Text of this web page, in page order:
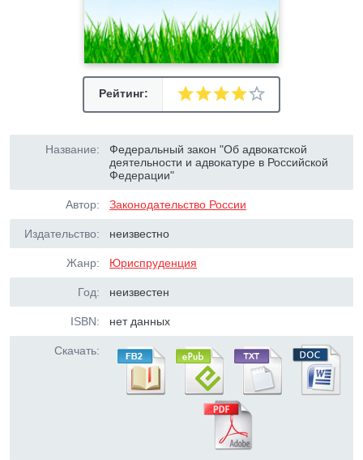
Рейтинг:
Название:
Федеральный закон "Об адвокатской
деятельности и адвокатуре в Российской
Федерации"
Автор: Законодательство России
Издательство: неизвестно
Жанр: Юриспруденция
Год: неизвестен
ISBN: нет данных
Скачать: